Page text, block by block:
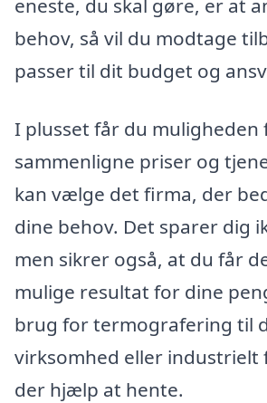
eneste, du skal gøre, er at
behov, så vil du modtage
passer til dit budget og
I plusset får du muligheden
sammenligne priser og
kan vælge det firma, der
dine behov. Det sparer dig
men sikrer også, at du får
mulige resultat for dine
brug for termografering til
virksomhed eller industrielt
der hjælp at hente.